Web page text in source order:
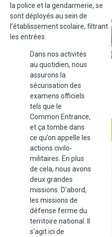
la police et la gendarmerie, se
sont déployés au sein de
l’établissement scolaire, filtrant
les entrées.
Dans nos activités
au quotidien, nous
assurons la
sécurisation des
examens officiels
tels que le
Common Entrance,
et ça tombe dans
ce qu’on appelle les
actions civilo-
militaires. En plus
de cela, nous avons
deux grandes
missions. D’abord,
les missions de
défense ferme du
territoire national. Il
s’agit ici de